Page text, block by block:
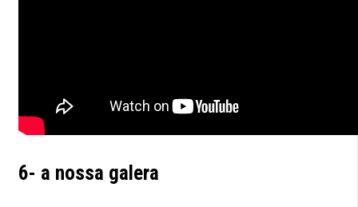
6- a nossa galera